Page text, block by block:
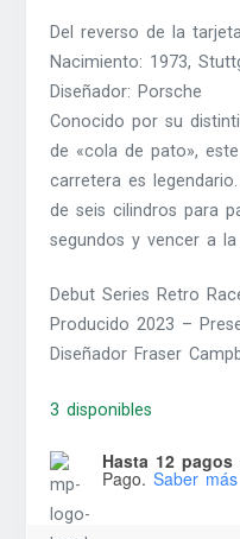
Del reverso de la
Nacimiento: 1973,
Diseñador: Porsche
Conocido por su
de «cola de pato»,
carretera es
de seis cilindros para
segundos y vencer a
Debut Series Retro
Producido 2023 –
Diseñador Fraser
3 disponibles
Hasta 12
Pago. Saber más